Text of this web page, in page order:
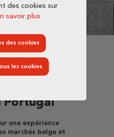
2018
Portugal
une expérience
marchés belge et
des cookies sur
savoir plus
des cookies
les cookies